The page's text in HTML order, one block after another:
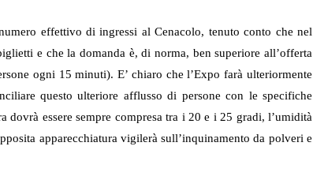
effettivo di ingressi al Cenacolo, tenuto conto che nel
e che la domanda è, di norma, ben superiore all’offerta
ogni 15 minuti). E’ chiaro che l’Expo farà ulteriormente
questo ulteriore afflusso di persone con le specifiche
dovrà essere sempre compresa tra i 20 e i 25 gradi, l’umidità
apparecchiatura vigilerà sull’inquinamento da polveri e